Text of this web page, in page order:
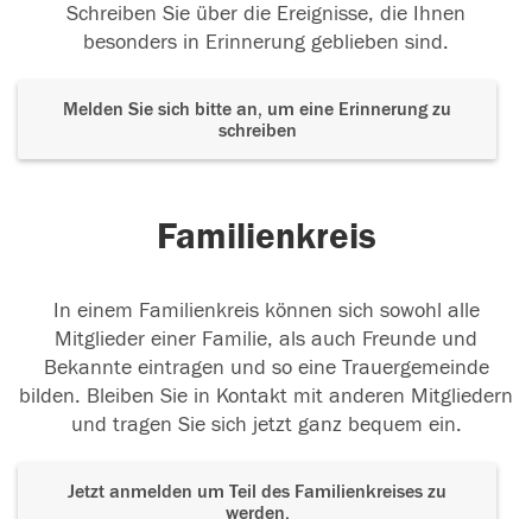
Schreiben Sie über die Ereignisse, die Ihnen
besonders in Erinnerung geblieben sind.
Melden Sie sich bitte an, um eine Erinnerung zu
schreiben
Familienkreis
In einem Familienkreis können sich sowohl alle
Mitglieder einer Familie, als auch Freunde und
Bekannte eintragen und so eine Trauergemeinde
bilden. Bleiben Sie in Kontakt mit anderen Mitgliedern
und tragen Sie sich jetzt ganz bequem ein.
Jetzt anmelden um Teil des Familienkreises zu
werden.